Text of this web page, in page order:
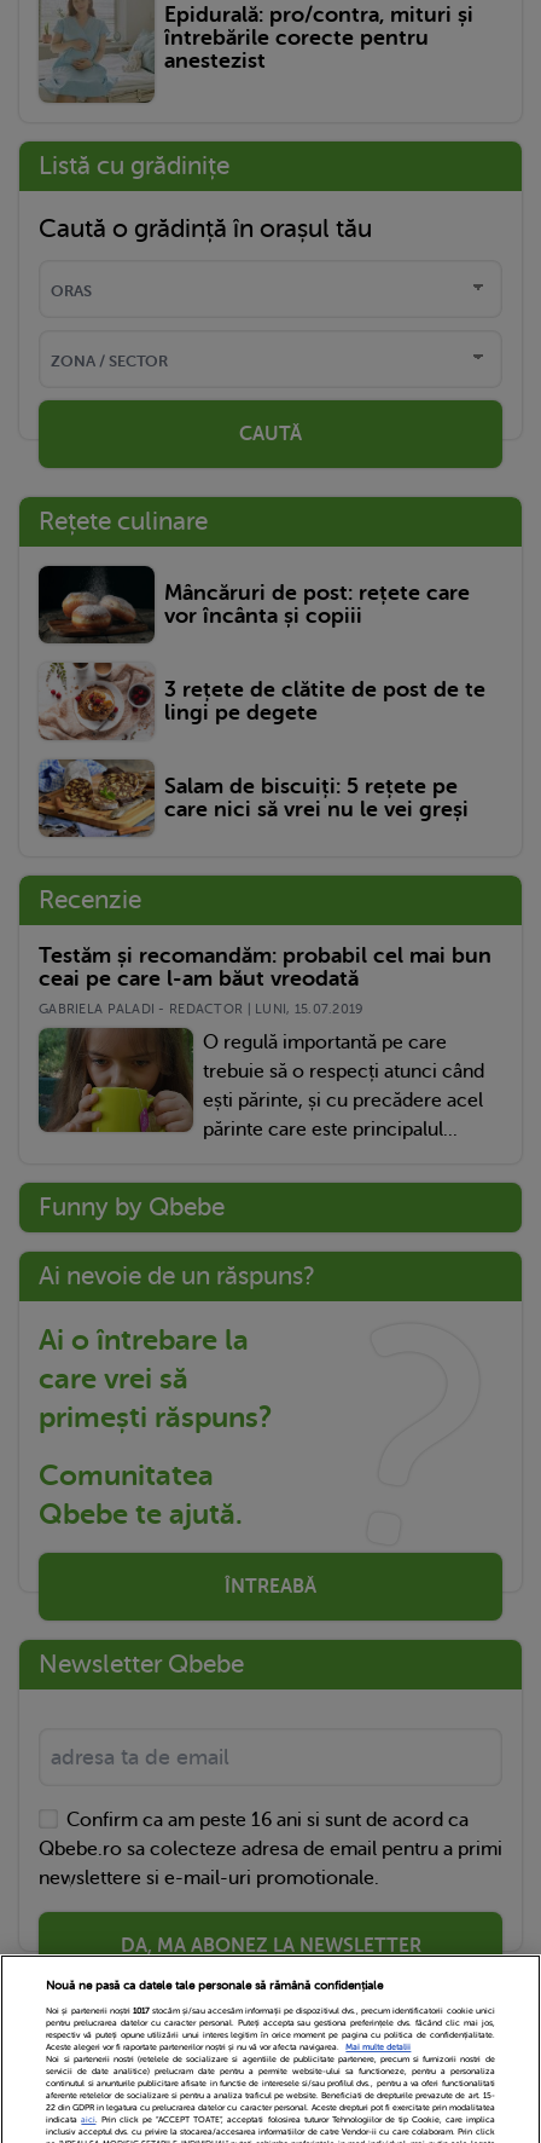
Epidurală: pro/contra, mituri și
întrebările corecte pentru
anestezist
Listă cu grădinițe
Caută o grădință în orașul tău
CAUTĂ
Rețete culinare
Mâncăruri de post: rețete care
vor încânta și copiii
3 rețete de clătite de post de te
lingi pe degete
Salam de biscuiți: 5 rețete pe
care nici să vrei nu le vei greși
Recenzie
Testăm și recomandăm: probabil cel mai bun
ceai pe care l-am băut vreodată
GABRIELA PALADI - REDACTOR | LUNI, 15.07.2019
O regulă importantă pe care
trebuie să o respecți atunci când
ești părinte, și cu precădere acel
părinte care este principalul...
Funny by Qbebe
Ai nevoie de un răspuns?
Ai o întrebare la
care vrei să
primești răspuns?
Comunitatea
Qbebe te ajută.
ÎNTREABĂ
Newsletter Qbebe
Confirm ca am peste 16 ani si sunt de acord ca
Qbebe.ro sa colecteze adresa de email pentru a primi
newslettere si e-mail-uri promotionale.
DA, MA ABONEZ LA NEWSLETTER
Nouă ne pasă ca datele tale personale să rămână confidențiale
Noi și partenerii noștri 1017stocăm și/sau accesăm informații pe dispozitivul dvs., precum identificatorii cookie unici
pentru prelucrarea datelor cu caracter personal. Puteți accepta sau gestiona preferințele dvs. făcând clic mai jos,
respectiv vă puteți opune utilizării unui interes legitim în orice moment pe pagina cu politica de confidențialitate.
Aceste alegeri vor fi raportate partenerilor noștri și nu vă vor afecta navigarea.
Mai multe detalii
Noi si partenerii nostri (retelele de socializare si agentiile de publicitate partenere, precum si furnizorii nostri de
servicii de date analitice) prelucram date pentru a permite website-ului sa functioneze, pentru a personaliza
continutul si anunturile publicitare afisate in functie de interesele si/sau profilul dvs., pentru a va oferi functionalitati
aferente retelelor de socializare si pentru a analiza traficul pe website. Beneficiati de drepturile prevazute de art. 15-
22 din GDPR in legatura cu prelucrarea datelor cu caracter personal. Aceste drepturi pot fi exercitate prin modalitatea
indicataaici. Prin click pe “ACCEPT TOATE”, acceptati folosirea tuturor Tehnologiilor de tip Cookie, care implica
inclusiv acceptul dvs. cu privire la stocarea/accesarea informatiilor de catre Vendor-ii cu care colaboram. Prin click